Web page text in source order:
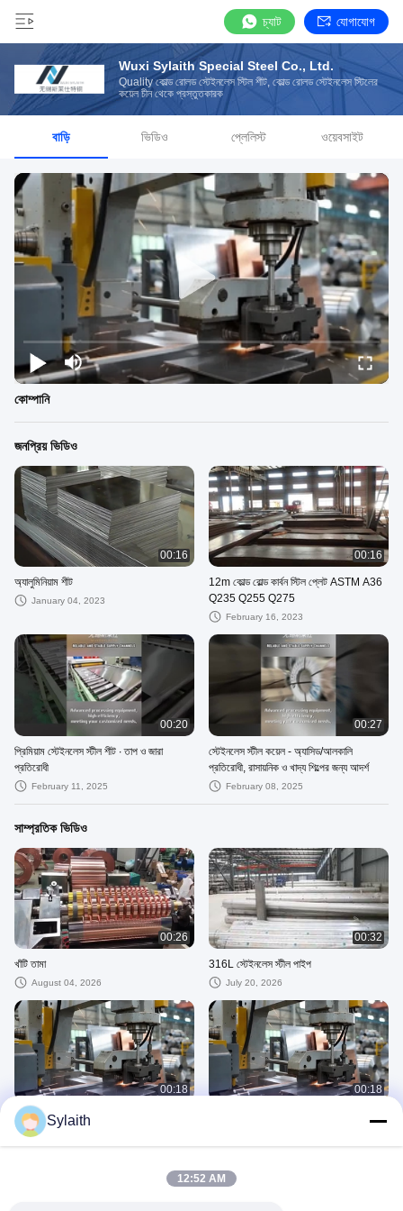
চ্যাট যোগাযোগ
Wuxi Sylaith Special Steel Co., Ltd.
Quality কোল্ড রোলড স্টেইনলেস স্টিল শীট, কোল্ড রোলড স্টেইনলেস স্টিলের
কয়েল চীন থেকে প্রস্তুতকারক
বাড়ি ভিডিও প্লেলিস্ট ওয়েবসাইট
কোম্পানি
জনপ্রিয় ভিডিও
00:16
অ্যালুমিনিয়াম শীট
January 04, 2023
00:16
12m কোল্ড রোল্ড কার্বন স্টিল প্লেট ASTM A36
Q235 Q255 Q275
February 16, 2023
00:20
প্রিমিয়াম স্টেইনলেস স্টীল শীট ∙ তাপ ও জারা
প্রতিরোধী
February 11, 2025
00:27
স্টেইনলেস স্টীল কয়েল - অ্যাসিড/আলকালি
প্রতিরোধী, রাসায়নিক ও খাদ্য শিল্পের জন্য আদর্শ
February 08, 2025
সাম্প্রতিক ভিডিও
00:26
খাঁটি তামা
August 04, 2026
00:32
316L স্টেইনলেস স্টীল পাইপ
July 20, 2026
00:18
কোম্পানি 01
June 17, 2026
00:18
Sylaith
12:52 AM